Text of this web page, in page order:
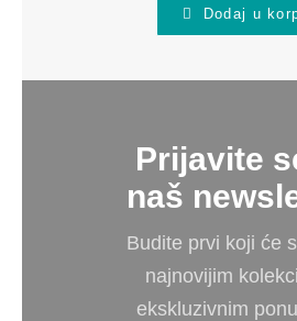
Dodaj u
Prijavite
naš
Budite prvi koji će
najnovijim
ekskluzivnim